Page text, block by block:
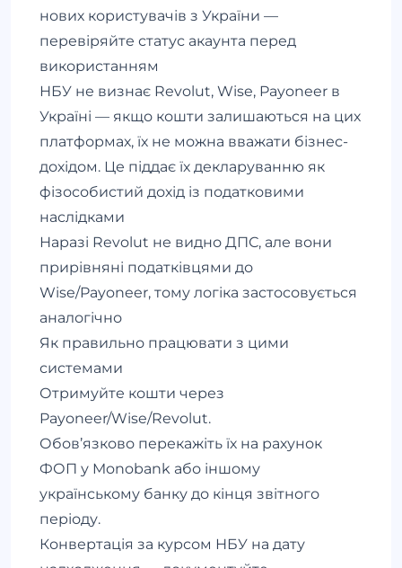
нових користувачів з України —
перевіряйте статус акаунта перед
використанням
НБУ не визнає Revolut, Wise, Payoneer в
Україні — якщо кошти залишаються на цих
платформах, їх не можна вважати бізнес-
дохідом. Це піддає їх декларуванню як
фізособистий дохід із податковими
наслідками
Наразі Revolut не видно ДПС, але вони
прирівняні податківцями до
Wise/Payoneer, тому логіка застосовується
аналогічно
Як правильно працювати з цими
системами
Отримуйте кошти через
Payoneer/Wise/Revolut.
Обов’язково перекажіть їх на рахунок
ФОП у Monobank або іншому
українському банку до кінця звітного
періоду.
Конвертація за курсом НБУ на дату